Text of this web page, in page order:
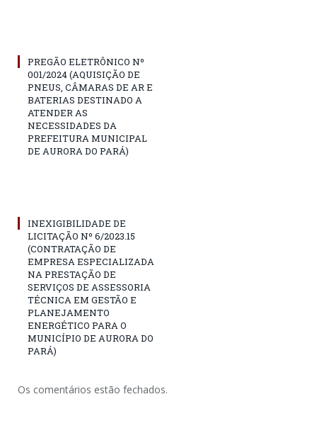
PREGÃO ELETRÔNICO Nº
001/2024 (AQUISIÇÃO DE
PNEUS, CÂMARAS DE AR E
BATERIAS DESTINADO A
ATENDER AS
NECESSIDADES DA
PREFEITURA MUNICIPAL
DE AURORA DO PARÁ)
INEXIGIBILIDADE DE
LICITAÇÃO Nº 6/2023.15
(CONTRATAÇÃO DE
EMPRESA ESPECIALIZADA
NA PRESTAÇÃO DE
SERVIÇOS DE ASSESSORIA
TÉCNICA EM GESTÃO E
PLANEJAMENTO
ENERGÉTICO PARA O
MUNICÍPIO DE AURORA DO
PARÁ)
Os comentários estão fechados.